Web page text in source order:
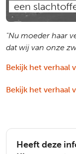
een
"Nu moeder haar
dat wij van onze
Bekijk het verhaal
Bekijk het verhaal
Heeft deze